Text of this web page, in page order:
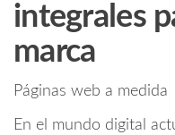
integrales
marca
Páginas web a medida
En el mundo digital